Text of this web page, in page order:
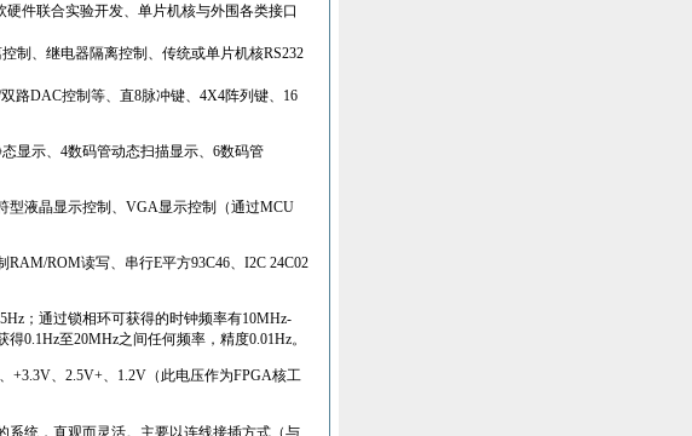
硬件联合实验开发、单片机核与外围各类接口
制、继电器隔离控制、传统或单片机核RS232
双路DAC控制等、直8脉冲键、4X4阵列键、 16
显示、4数码管动态扫描显示、6数码管
型液晶显示控制、VGA显示控制（通过MCU
RAM/ROM读写、串行E平方93C46、I2C 24C02
；通过锁相环可获得的时钟频率有10MHz-
得0.1Hz至20MHz之间任何频率，精度0.01Hz。
+3.3V、2.5V+、 1.2V （此电压作为FPGA核工
系统，直观而灵活。主要以连线接插方式（与